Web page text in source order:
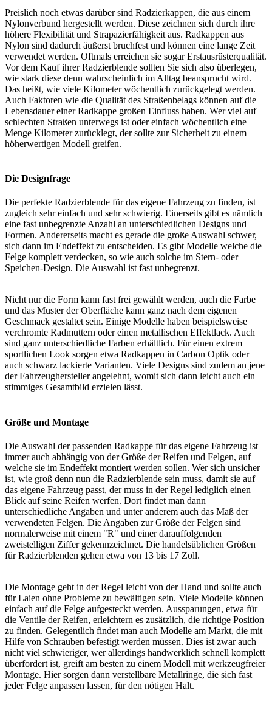
Preislich noch etwas darüber sind Radzierkappen, die aus einem
Nylonverbund hergestellt werden. Diese zeichnen sich durch ihre
höhere Flexibilität und Strapazierfähigkeit aus. Radkappen aus
Nylon sind dadurch äußerst bruchfest und können eine lange Zeit
verwendet werden. Oftmals erreichen sie sogar Erstausrüsterqualität.
Vor dem Kauf ihrer Radzierblende sollten Sie sich also überlegen,
wie stark diese denn wahrscheinlich im Alltag beansprucht wird.
Das heißt, wie viele Kilometer wöchentlich zurückgelegt werden.
Auch Faktoren wie die Qualität des Straßenbelags können auf die
Lebensdauer einer Radkappe großen Einfluss haben. Wer viel auf
schlechten Straßen unterwegs ist oder einfach wöchentlich eine
Menge Kilometer zurücklegt, der sollte zur Sicherheit zu einem
höherwertigen Modell greifen.
Die Designfrage
Die perfekte Radzierblende für das eigene Fahrzeug zu finden, ist
zugleich sehr einfach und sehr schwierig. Einerseits gibt es nämlich
eine fast unbegrenzte Anzahl an unterschiedlichen Designs und
Formen. Andererseits macht es gerade die große Auswahl schwer,
sich dann im Endeffekt zu entscheiden. Es gibt Modelle welche die
Felge komplett verdecken, so wie auch solche im Stern- oder
Speichen-Design. Die Auswahl ist fast unbegrenzt.
Nicht nur die Form kann fast frei gewählt werden, auch die Farbe
und das Muster der Oberfläche kann ganz nach dem eigenen
Geschmack gestaltet sein. Einige Modelle haben beispielsweise
verchromte Radmuttern oder einen metallischen Effektlack. Auch
sind ganz unterschiedliche Farben erhältlich. Für einen extrem
sportlichen Look sorgen etwa Radkappen in Carbon Optik oder
auch schwarz lackierte Varianten. Viele Designs sind zudem an jene
der Fahrzeughersteller angelehnt, womit sich dann leicht auch ein
stimmiges Gesamtbild erzielen lässt.
Größe und Montage
Die Auswahl der passenden Radkappe für das eigene Fahrzeug ist
immer auch abhängig von der Größe der Reifen und Felgen, auf
welche sie im Endeffekt montiert werden sollen. Wer sich unsicher
ist, wie groß denn nun die Radzierblende sein muss, damit sie auf
das eigene Fahrzeug passt, der muss in der Regel lediglich einen
Blick auf seine Reifen werfen. Dort findet man dann
unterschiedliche Angaben und unter anderem auch das Maß der
verwendeten Felgen. Die Angaben zur Größe der Felgen sind
normalerweise mit einem "R" und einer darauffolgenden
zweistelligen Ziffer gekennzeichnet. Die handelsüblichen Größen
für Radzierblenden gehen etwa von 13 bis 17 Zoll.
Die Montage geht in der Regel leicht von der Hand und sollte auch
für Laien ohne Probleme zu bewältigen sein. Viele Modelle können
einfach auf die Felge aufgesteckt werden. Aussparungen, etwa für
die Ventile der Reifen, erleichtern es zusätzlich, die richtige Position
zu finden. Gelegentlich findet man auch Modelle am Markt, die mit
Hilfe von Schrauben befestigt werden müssen. Dies ist zwar auch
nicht viel schwieriger, wer allerdings handwerklich schnell komplett
überfordert ist, greift am besten zu einem Modell mit werkzeugfreier
Montage. Hier sorgen dann verstellbare Metallringe, die sich fast
jeder Felge anpassen lassen, für den nötigen Halt.